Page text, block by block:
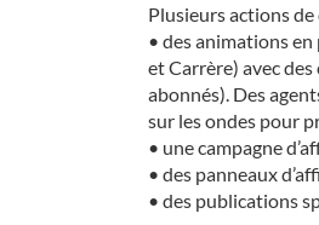
Plusieurs actions
• des animations
et Carrère) avec
abonnés). Des
sur les ondes pour
• une campagne
• des panneaux
• des publications